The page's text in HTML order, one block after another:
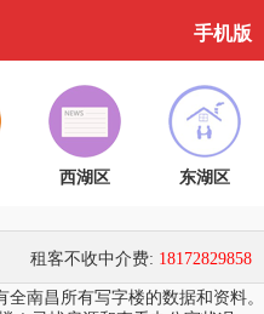
手机版
西湖区 东湖区
租客不收中介费: 18172829858
南昌所有写字楼的数据和资料。